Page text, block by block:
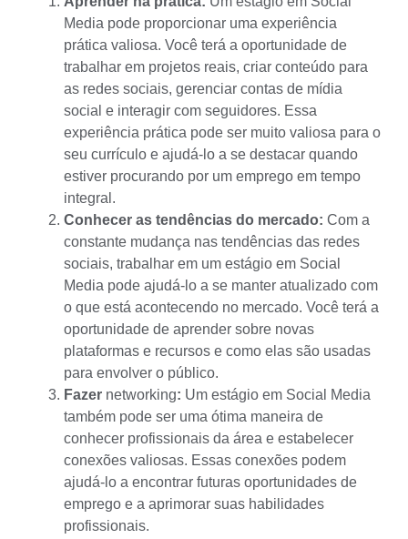
Media pode proporcionar uma experiência
prática valiosa. Você terá a oportunidade de
trabalhar em projetos reais, criar conteúdo para
as redes sociais, gerenciar contas de mídia
social e interagir com seguidores. Essa
experiência prática pode ser muito valiosa para o
seu currículo e ajudá-lo a se destacar quando
estiver procurando por um emprego em tempo
integral.
Conhecer as tendências do mercado: Com a
constante mudança nas tendências das redes
sociais, trabalhar em um estágio em Social
Media pode ajudá-lo a se manter atualizado com
o que está acontecendo no mercado. Você terá a
oportunidade de aprender sobre novas
plataformas e recursos e como elas são usadas
para envolver o público.
Fazer networking: Um estágio em Social Media
também pode ser uma ótima maneira de
conhecer profissionais da área e estabelecer
conexões valiosas. Essas conexões podem
ajudá-lo a encontrar futuras oportunidades de
emprego e a aprimorar suas habilidades
profissionais.